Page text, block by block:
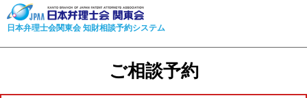
日本弁理士会関東会 知財相談予約システム
ご相談予約